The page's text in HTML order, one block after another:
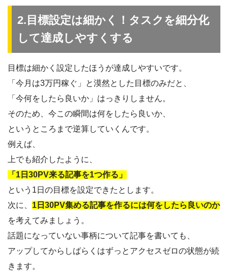
2.目標設定は細かく！タスクを細分化
して達成しやすくする
目標は細かく設定したほうが達成しやすいです。
「今月は3万円稼ぐ」と漠然とした目標のみだと、
「今何をしたら良いか」はっきりしません。
そのため、今この瞬間は何をしたら良いか、
というところまで逆算していくんです。
例えば、
上でも紹介したように、
「1日30PV来る記事を1つ作る」
という1日の目標を設定できたとします。
次に、 1日30PV集める記事を作るには何をしたら良いのか
を考えてみましょう。
話題になっていない事柄について記事を書いても、
アップしてからしばらくはずっとアクセスゼロの状態が続
きます。